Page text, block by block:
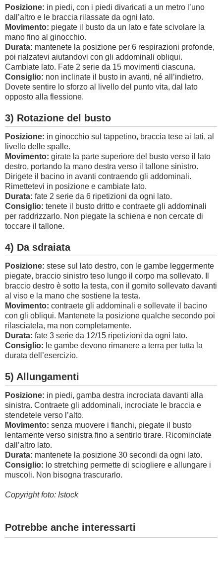
Posizione: in piedi, con i piedi divaricati a un metro l’uno
dall’altro e le braccia rilassate da ogni lato.
Movimento: piegate il busto da un lato e fate scivolare la
mano fino al ginocchio.
Durata: mantenete la posizione per 6 respirazioni profonde,
poi rialzatevi aiutandovi con gli addominali obliqui.
Cambiate lato. Fate 2 serie da 15 movimenti ciascuna.
Consiglio: non inclinate il busto in avanti, né all’indietro.
Dovete sentire lo sforzo al livello del punto vita, dal lato
opposto alla flessione.
3) Rotazione del busto
Posizione: in ginocchio sul tappetino, braccia tese ai lati, al
livello delle spalle.
Movimento: girate la parte superiore del busto verso il lato
destro, portando la mano destra verso il tallone sinistro.
Dirigete il bacino in avanti contraendo gli addominali.
Rimettetevi in posizione e cambiate lato.
Durata: fate 2 serie da 6 ripetizioni da ogni lato.
Consiglio: tenete il busto dritto e contraete gli addominali
per raddrizzarlo. Non piegate la schiena e non cercate di
toccare il tallone.
4) Da sdraiata
Posizione: stese sul lato destro, con le gambe leggermente
piegate, braccio sinistro teso lungo il corpo ma sollevato. Il
braccio destro è sotto la testa, con il gomito sollevato davanti
al viso e la mano che sostiene la testa.
Movimento: contraete gli addominali e sollevate il bacino
con gli obliqui. Mantenete la posizione qualche secondo poi
rilasciatela, ma non completamente.
Durata: fate 3 serie da 12/15 ripetizioni da ogni lato.
Consiglio: le gambe devono rimanere a terra per tutta la
durata dell’esercizio.
5) Allungamenti
Posizione: in piedi, gamba destra incrociata davanti alla
sinistra. Contraete gli addominali, incrociate le braccia e
stendetele verso l’alto.
Movimento: senza muovere i fianchi, piegate il busto
lentamente verso sinistra fino a sentirlo tirare. Ricominciate
dall’altro lato.
Durata: mantenete la posizione 30 secondi da ogni lato.
Consiglio: lo stretching permette di sciogliere e allungare i
muscoli. Non bisogna trascurarlo.
Copyright foto: Istock
Potrebbe anche interessarti